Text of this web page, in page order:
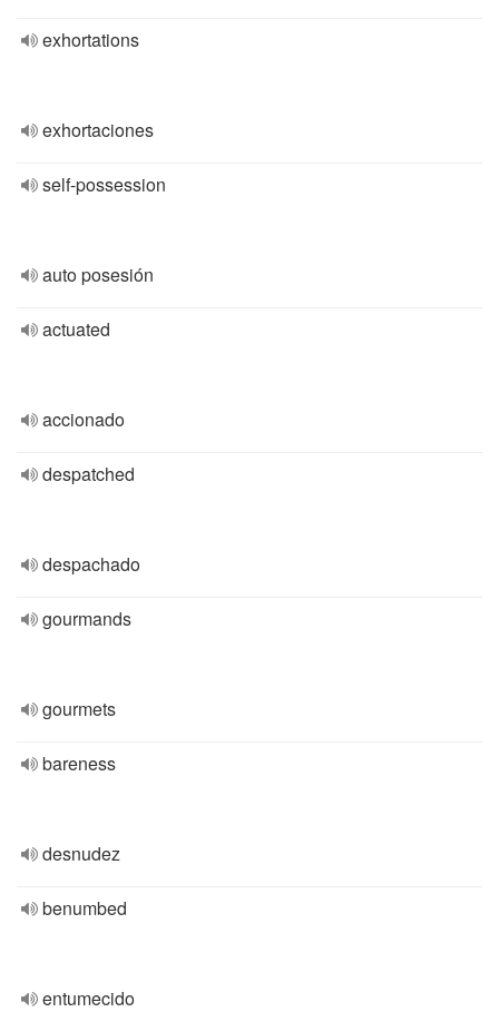
exhortations
exhortaciones
self-possession
auto posesión
actuated
accionado
despatched
despachado
gourmands
gourmets
bareness
desnudez
benumbed
entumecido